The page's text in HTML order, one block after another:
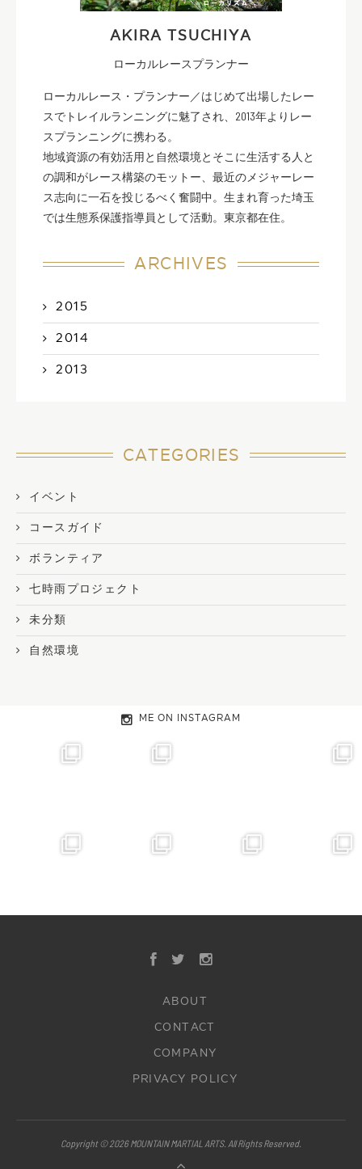
AKIRA TSUCHIYA
ローカルレースプランナー
ローカルレース・プランナー／はじめて出場したレー
スでトレイルランニングに魅了され、2013年よりレー
スプランニングに携わる。
地域資源の有効活用と自然環境とそこに生活する人と
の調和がレース構築のモットー、最近のメジャーレー
ス志向に一石を投じるべく奮闘中。生まれ育った埼玉
では生態系保護指導員として活動。東京都在住。
ARCHIVES
2015
2014
2013
CATEGORIES
イベント
コースガイド
ボランティア
七時雨プロジェクト
未分類
自然環境
ME ON INSTAGRAM
ABOUT
CONTACT
COMPANY
PRIVACY POLICY
Copyright © 2026 MOUNTAIN MARTIAL ARTS. All Rights Reserved.